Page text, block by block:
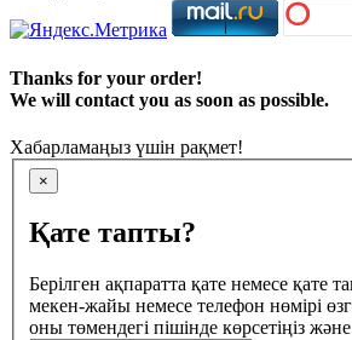
Thanks for your order!
We will contact you as soon as possible.
Хабарламаңыз үшін рақмет!
×
Қате тапты?
Берілген ақпаратта қате немесе қате
мекен-жайы немесе телефон нөмірі
оны төмендегі пішінде көрсетіңіз